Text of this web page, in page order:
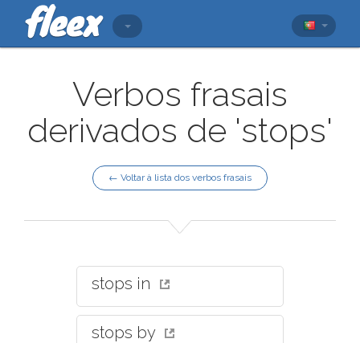
Verbos frasais
derivados de 'stops'
← Voltar à lista dos verbos frasais
stops in
stops by